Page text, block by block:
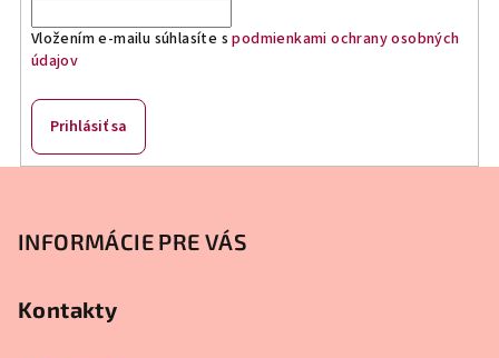
e
y
Vložením e-mailu súhlasíte spodmienkami ochrany osobných
údajov
Prihlásiť sa
INFORMÁCIE PRE VÁS
Kontakty